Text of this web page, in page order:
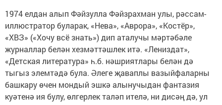
1974 елдан алып Фәйзулла Фәйзрахман улы, рәссам-
иллюстратор буларак, «Нева», «Аврора», «Костёр»,
«ХВЗ» («Хочу всё знать») дип аталучы мәртәбәле
журналлар белән хезмәттәшлек итә. «Лениздат»,
«Детская литература» һ.б. нәшриятлары белән дә
тыгыз элемтәдә була. Әлеге җаваплы вазыйфаларны
башкару өчен мондый эшкә алынучыдан фантазия
куәтенә ия булу, өлгерлек таләп ителә, ни дисәң дә, ул